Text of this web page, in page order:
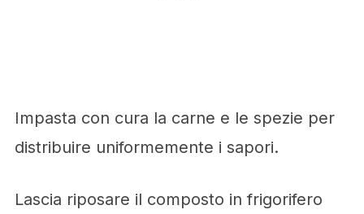
Impasta con cura la carne e le spezie per
distribuire uniformemente i sapori.
Lascia riposare il composto in frigorifero